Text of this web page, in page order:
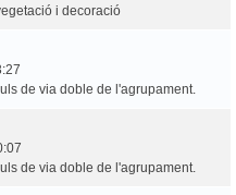
i decoració
de via doble de l'agrupament.
de via doble de l'agrupament.